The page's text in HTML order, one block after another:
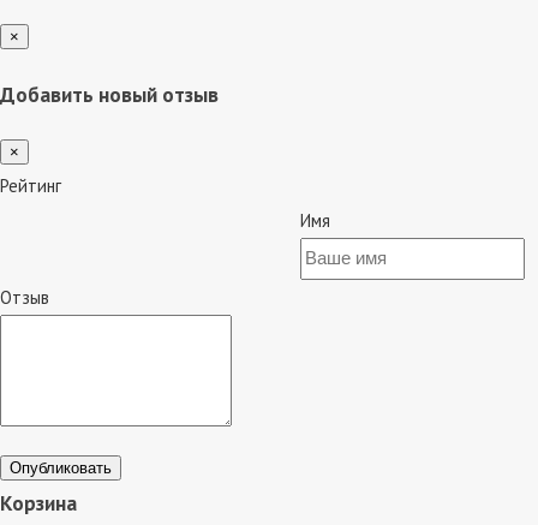
×
Добавить новый отзыв
×
Рейтинг
Имя
Отзыв
Опубликовать
Корзина